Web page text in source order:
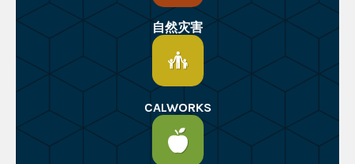
自然灾害
CALWORKS